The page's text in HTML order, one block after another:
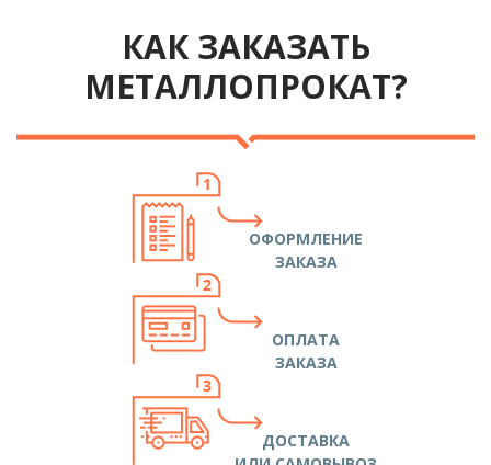
КАК ЗАКАЗАТЬ
МЕТАЛЛОПРОКАТ?
ОФОРМЛЕНИЕ
ЗАКАЗА
ОПЛАТА
ЗАКАЗА
ДОСТАВКА